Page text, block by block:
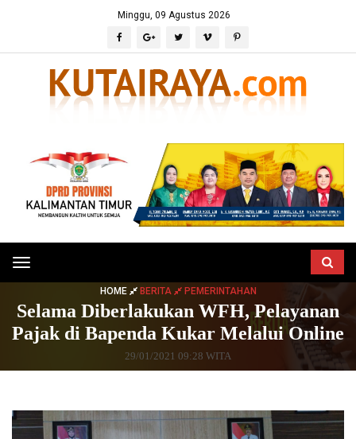
Minggu, 09 Agustus 2026
Toggle
navigation
HOME BERITA PEMERINTAHAN
Selama Diberlakukan WFH, Pelayanan
Pajak di Bapenda Kukar Melalui Online
29/01/2021 09:28 WITA